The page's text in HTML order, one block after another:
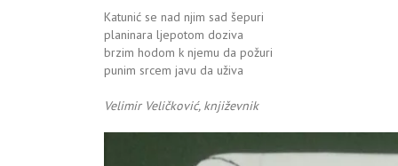
Katunić se nad njim sad šepuri
planinara ljepotom doziva
brzim hodom k njemu da požuri
punim srcem javu da uživa
Velimir Veličković, književnik